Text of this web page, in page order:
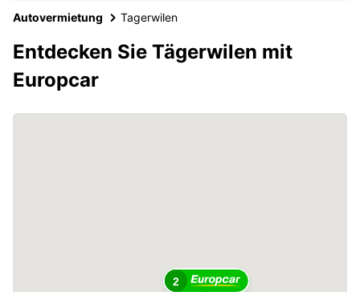
Autovermietung Tagerwilen
Entdecken Sie Tägerwilen mit
Europcar
2